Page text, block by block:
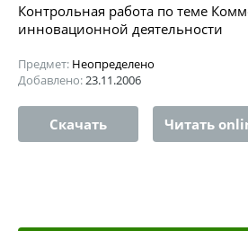
Контрольная работа по теме
инновационной деятельности
Предмет: Неопределено
Добавлено:23.11.2006
Скачать Читать